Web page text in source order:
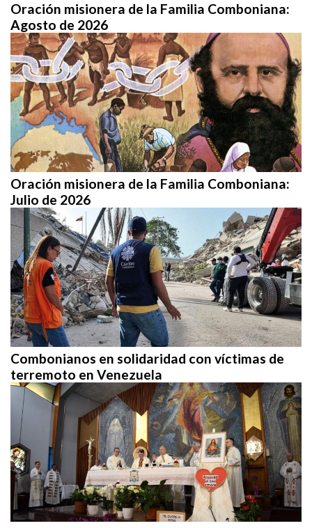
Oración misionera de la Familia Comboniana:
Agosto de 2026
Oración misionera de la Familia Comboniana:
Julio de 2026
Combonianos en solidaridad con víctimas de
terremoto en Venezuela